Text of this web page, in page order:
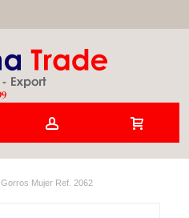
Gorros Mujer Ref. 2062